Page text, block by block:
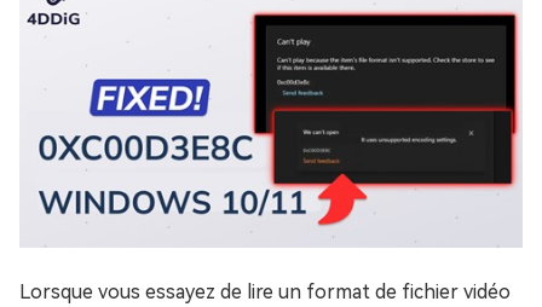
Lorsque vous essayez de lire un format de fichier vidéo